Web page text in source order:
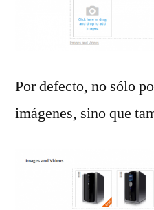
Por defecto, no sólo
imágenes, sino que